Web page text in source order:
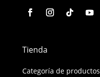
Tienda
Categoría de productos